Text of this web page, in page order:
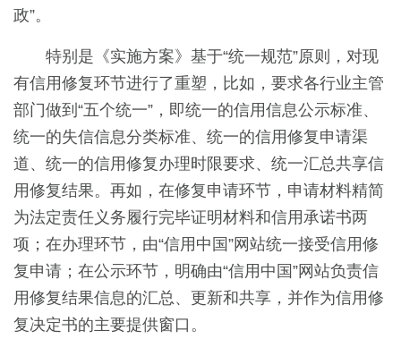
政”。
特别是《实施方案》基于“统一规范”原则，对现
有信用修复环节进行了重塑，比如，要求各行业主管
部门做到“五个统一”，即统一的信用信息公示标准、
统一的失信信息分类标准、统一的信用修复申请渠
道、统一的信用修复办理时限要求、统一汇总共享信
用修复结果。再如，在修复申请环节，申请材料精简
为法定责任义务履行完毕证明材料和信用承诺书两
项；在办理环节，由“信用中国”网站统一接受信用修
复申请；在公示环节，明确由“信用中国”网站负责信
用修复结果信息的汇总、更新和共享，并作为信用修
复决定书的主要提供窗口。